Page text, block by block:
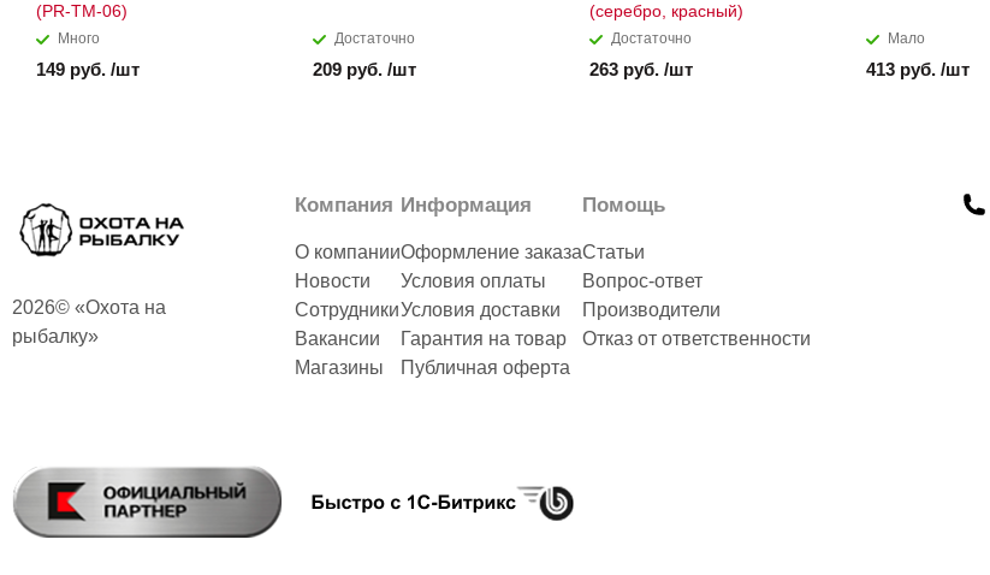
(PR-TM-06)
Много
149 руб. /шт
Достаточно
209 руб. /шт
(серебро, красный)
Достаточно
263 руб. /шт
Мало
413 руб. /шт
2026© «Охота на
рыбалку»
Компания
О компании
Новости
Сотрудники
Вакансии
Магазины
Информация
Оформление заказа
Условия оплаты
Условия доставки
Гарантия на товар
Публичная оферта
Помощь
Статьи
Вопрос-ответ
Производители
Отказ от ответственности